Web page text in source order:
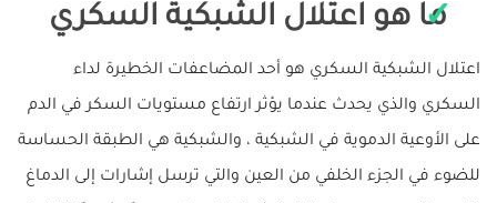
ما هو اعتلال الشبكية السكري
اعتلال الشبكية السكري هو أحد المضاعفات الخطيرة لداء
السكري والذي يحدث عندما يؤثر ارتفاع مستويات السكر في الدم
على الأوعية الدموية في الشبكية ، والشبكية هي الطبقة الحساسة
للضوء في الجزء الخلفي من العين والتي ترسل إشارات إلى الدماغ